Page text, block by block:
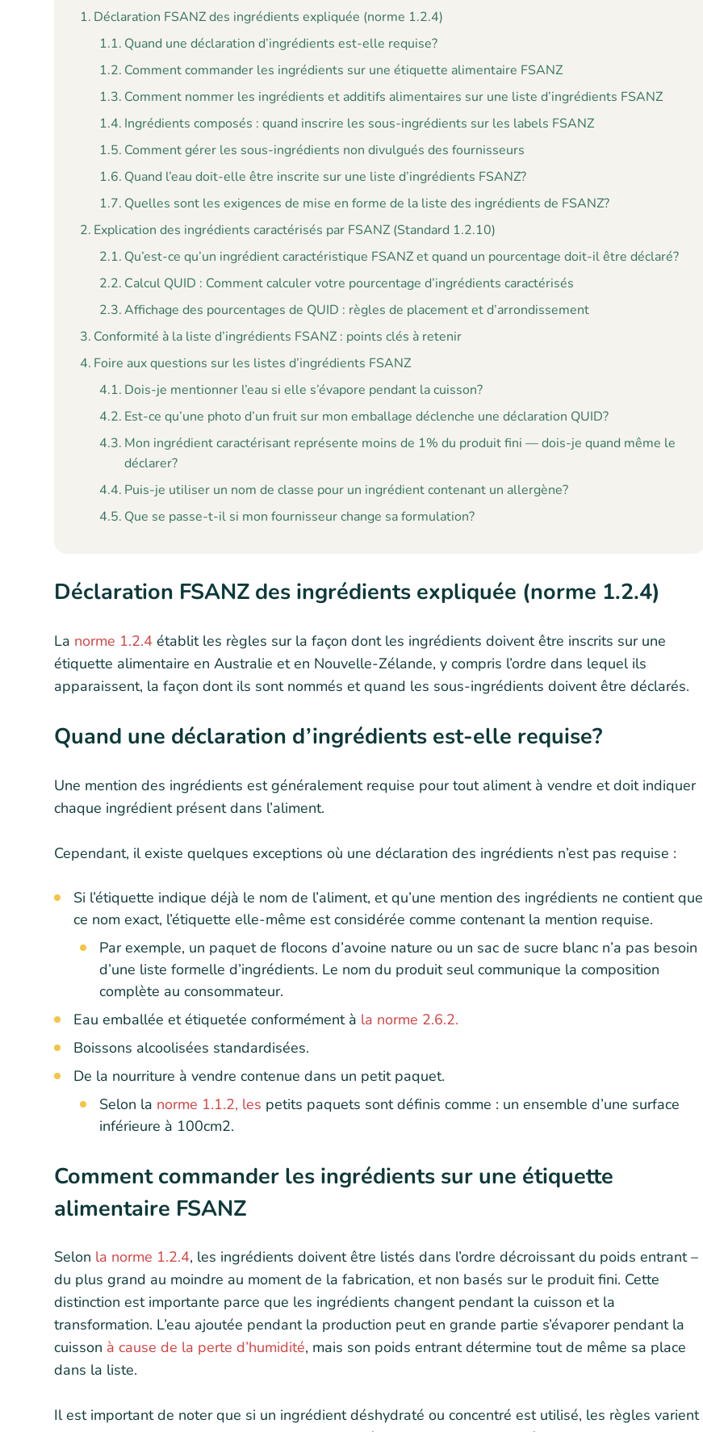
Déclaration FSANZ des ingrédients expliquée (norme 1.2.4)
Quand une déclaration d’ingrédients est-elle requise?
Comment commander les ingrédients sur une étiquette alimentaire FSANZ
Comment nommer les ingrédients et additifs alimentaires sur une liste d’ingrédients FSANZ
Ingrédients composés : quand inscrire les sous-ingrédients sur les labels FSANZ
Comment gérer les sous-ingrédients non divulgués des fournisseurs
Quand l’eau doit-elle être inscrite sur une liste d’ingrédients FSANZ?
Quelles sont les exigences de mise en forme de la liste des ingrédients de FSANZ?
Explication des ingrédients caractérisés par FSANZ (Standard 1.2.10)
Qu’est-ce qu’un ingrédient caractéristique FSANZ et quand un pourcentage doit-il être déclaré?
Calcul QUID : Comment calculer votre pourcentage d’ingrédients caractérisés
Affichage des pourcentages de QUID : règles de placement et d’arrondissement
Conformité à la liste d’ingrédients FSANZ : points clés à retenir
Foire aux questions sur les listes d’ingrédients FSANZ
Dois-je mentionner l’eau si elle s’évapore pendant la cuisson?
Est-ce qu’une photo d’un fruit sur mon emballage déclenche une déclaration QUID?
Mon ingrédient caractérisant représente moins de 1% du produit fini — dois-je quand même le
déclarer?
Puis-je utiliser un nom de classe pour un ingrédient contenant un allergène?
Que se passe-t-il si mon fournisseur change sa formulation?
Déclaration FSANZ des ingrédients expliquée (norme 1.2.4)
La norme 1.2.4 établit les règles sur la façon dont les ingrédients doivent être inscrits sur une
étiquette alimentaire en Australie et en Nouvelle-Zélande, y compris l’ordre dans lequel ils
apparaissent, la façon dont ils sont nommés et quand les sous-ingrédients doivent être déclarés.
Quand une déclaration d’ingrédients est-elle requise?
Une mention des ingrédients est généralement requise pour tout aliment à vendre et doit indiquer
chaque ingrédient présent dans l’aliment.
Cependant, il existe quelques exceptions où une déclaration des ingrédients n’est pas requise :
Si l’étiquette indique déjà le nom de l’aliment, et qu’une mention des ingrédients ne contient que
ce nom exact, l’étiquette elle-même est considérée comme contenant la mention requise.
Par exemple, un paquet de flocons d’avoine nature ou un sac de sucre blanc n’a pas besoin
d’une liste formelle d’ingrédients. Le nom du produit seul communique la composition
complète au consommateur.
Eau emballée et étiquetée conformément à la norme 2.6.2.
Boissons alcoolisées standardisées.
De la nourriture à vendre contenue dans un petit paquet.
Selon la norme 1.1.2, les petits paquets sont définis comme : un ensemble d’une surface
inférieure à 100cm2.
Comment commander les ingrédients sur une étiquette
alimentaire FSANZ
Selon la norme 1.2.4, les ingrédients doivent être listés dans l’ordre décroissant du poids entrant –
du plus grand au moindre au moment de la fabrication, et non basés sur le produit fini. Cette
distinction est importante parce que les ingrédients changent pendant la cuisson et la
transformation. L’eau ajoutée pendant la production peut en grande partie s’évaporer pendant la
cuisson à cause de la perte d’humidité, mais son poids entrant détermine tout de même sa place
dans la liste.
Il est important de noter que si un ingrédient déshydraté ou concentré est utilisé, les règles varient